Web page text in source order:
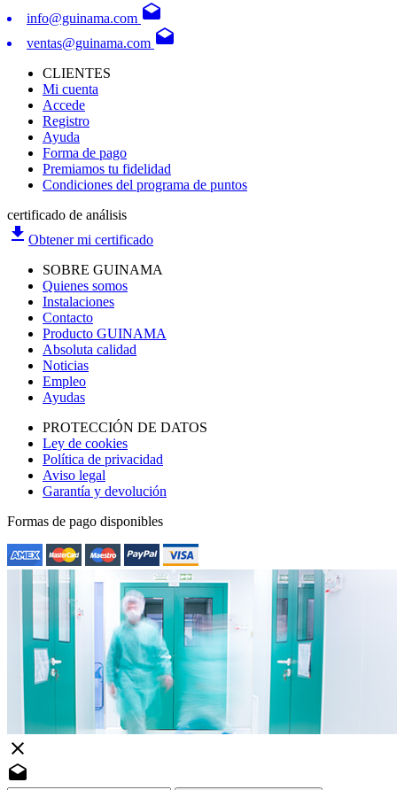
info@guinama.com drafts
ventas@guinama.com drafts
CLIENTES
Mi cuenta
Accede
Registro
Ayuda
Forma de pago
Premiamos tu fidelidad
Condiciones del programa de puntos
certificado de análisis
file_download Obtener mi certificado
SOBRE GUINAMA
Quienes somos
Instalaciones
Contacto
Producto GUINAMA
Absoluta calidad
Noticias
Empleo
Ayudas
PROTECCIÓN DE DATOS
Ley de cookies
Política de privacidad
Aviso legal
Garantía y devolución
Formas de pago disponibles
close
drafts